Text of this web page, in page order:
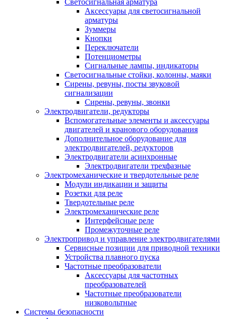
Светосигнальная арматура
Аксессуары для светосигнальной
арматуры
Зуммеры
Кнопки
Переключатели
Потенциометры
Сигнальные лампы, индикаторы
Светосигнальные стойки, колонны, маяки
Сирены, ревуны, посты звуковой
сигнализации
Сирены, ревуны, звонки
Электродвигатели, редукторы
Вспомогательные элементы и аксессуары
двигателей и кранового оборудования
Дополнительное оборудование для
электродвигателей, редукторов
Электродвигатели асинхронные
Электродвигатели трехфазные
Электромеханические и твердотельные реле
Модули индикации и защиты
Розетки для реле
Твердотельные реле
Электромеханические реле
Интерфейсные реле
Промежуточные реле
Электропривод и управление электродвигателями
Сервисные позиции для приводной техники
Устройства плавного пуска
Частотные преобразователи
Аксессуары для частотных
преобразователей
Частотные преобразователи
низковольтные
Системы безопасности